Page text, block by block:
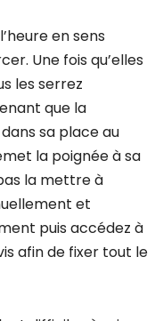
en sens
Une fois qu’elles
les serrez
que la
sa place au
la poignée à sa
la mettre à
et
puis accédez à
afin de fixer tout le